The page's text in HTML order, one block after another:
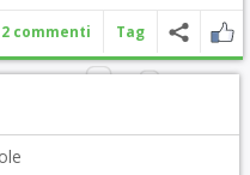
2 commenti Tag